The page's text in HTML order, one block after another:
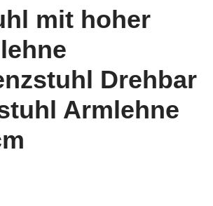
mit hoher
Drehbar
Armlehne